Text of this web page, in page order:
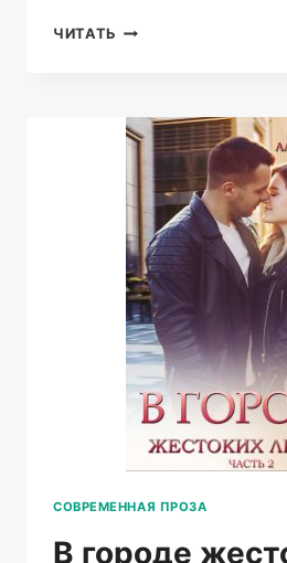
ЧИТАТЬ У
КОНТРОЛЕМ!
СОВРЕМЕННАЯ ПРОЗА
В городе